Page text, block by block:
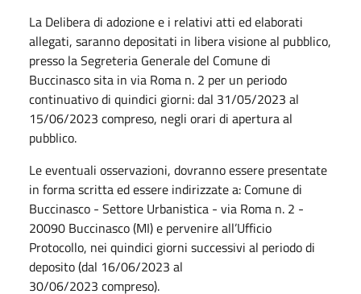
La Delibera di adozione e i relativi atti ed elaborati
allegati, saranno depositati in libera visione al pubblico,
presso la Segreteria Generale del Comune di
Buccinasco sita in via Roma n. 2 per un periodo
continuativo di quindici giorni: dal 31/05/2023 al
15/06/2023 compreso, negli orari di apertura al
pubblico.
Le eventuali osservazioni, dovranno essere presentate
in forma scritta ed essere indirizzate a: Comune di
Buccinasco - Settore Urbanistica - via Roma n. 2 -
20090 Buccinasco (MI) e pervenire all’Ufficio
Protocollo, nei quindici giorni successivi al periodo di
deposito (dal 16/06/2023 al
30/06/2023 compreso).